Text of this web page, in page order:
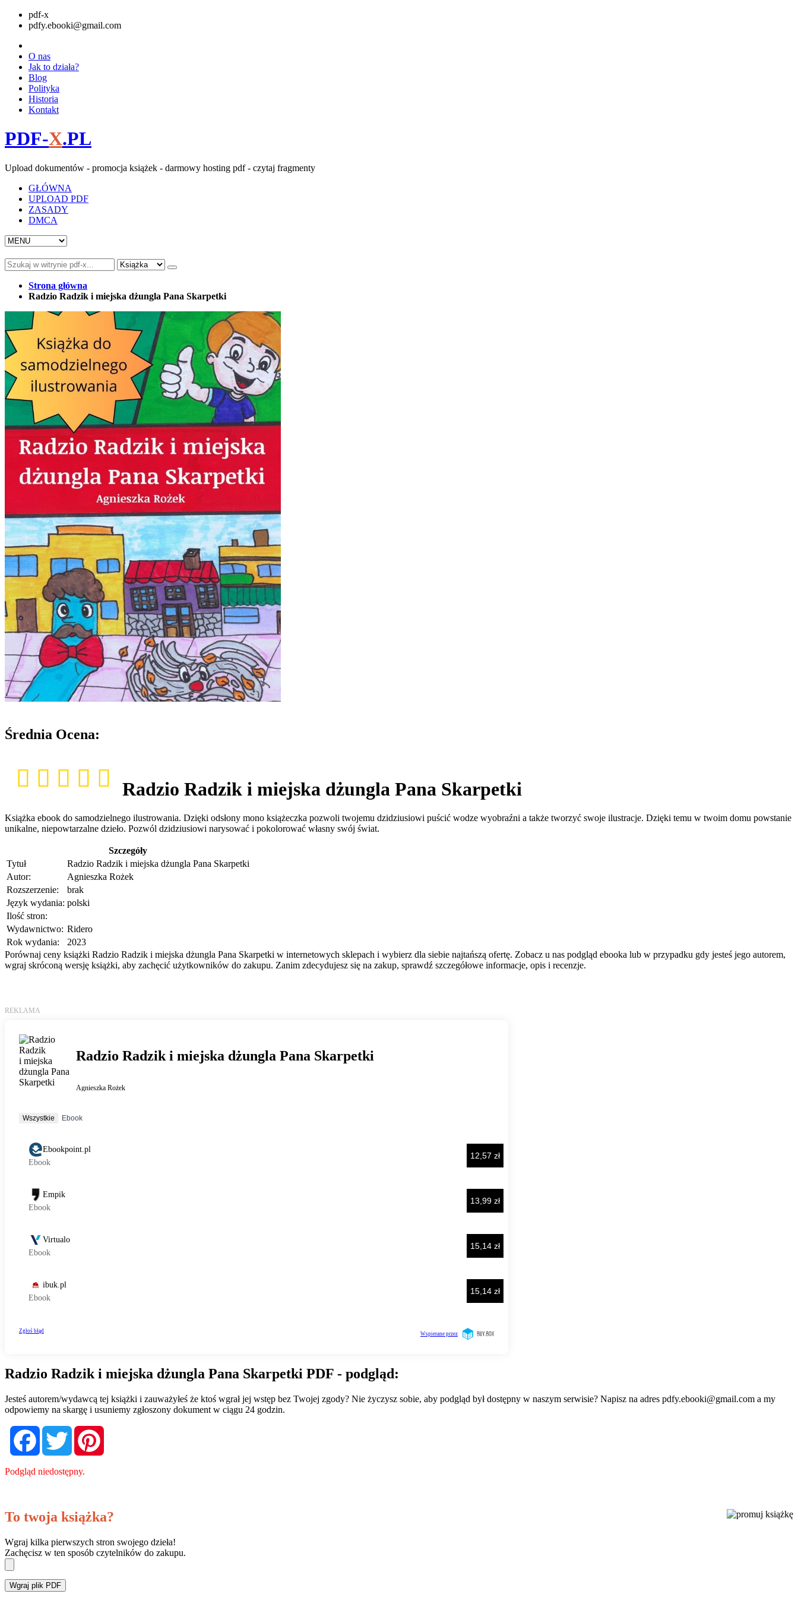
pdf-x
pdfy.ebooki@gmail.com
O nas
Jak to działa?
Blog
Polityka
Historia
Kontakt
PDF-X.PL
Upload dokumentów - promocja książek - darmowy hosting pdf - czytaj fragmenty
GŁÓWNA
UPLOAD PDF
ZASADY
DMCA
Strona główna
Radzio Radzik i miejska dżungla Pana Skarpetki
Średnia Ocena:
Radzio Radzik i miejska dżungla Pana Skarpetki
Książka ebook do samodzielnego ilustrowania. Dzięki odsłony mono książeczka pozwoli twojemu dzidziusiowi puścić wodze wyobraźni a także tworzyć swoje ilustracje. Dzięki temu w twoim domu powstanie
unikalne, niepowtarzalne dzieło. Pozwól dzidziusiowi narysować i pokolorować własny swój świat.
Szczegóły
Tytuł
Radzio Radzik i miejska dżungla Pana Skarpetki
Autor:
Agnieszka Rożek
Rozszerzenie:
brak
Język wydania: polski
Ilość stron:
Wydawnictwo: Ridero
Rok wydania:
2023
Porównaj ceny książki Radzio Radzik i miejska dżungla Pana Skarpetki w internetowych sklepach i wybierz dla siebie najtańszą ofertę. Zobacz u nas podgląd ebooka lub w przypadku gdy jesteś jego autorem,
wgraj skróconą wersję książki, aby zachęcić użytkowników do zakupu. Zanim zdecydujesz się na zakup, sprawdź szczegółowe informacje, opis i recenzje.
Radzio Radzik i miejska dżungla Pana Skarpetki PDF - podgląd:
Jesteś autorem/wydawcą tej książki i zauważyłeś że ktoś wgrał jej wstęp bez Twojej zgody? Nie życzysz sobie, aby podgląd był dostępny w naszym serwisie? Napisz na adres pdfy.ebooki@gmail.com a my
odpowiemy na skargę i usuniemy zgłoszony dokument w ciągu 24 godzin.
FacebookTwitter
Podgląd niedostępny.
To twoja książka?
Wgraj kilka pierwszych stron swojego dzieła!
Zachęcisz w ten sposób czytelników do zakupu.
Wgraj plik PDF